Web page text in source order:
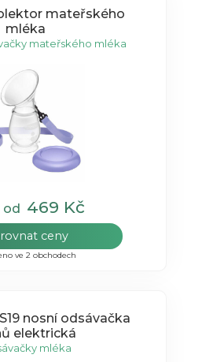
mateřského
mléka
mateřského mléka
od 469 Kč
ceny
ve 2 obchodech
nosní odsávačka
elektrická
mléka